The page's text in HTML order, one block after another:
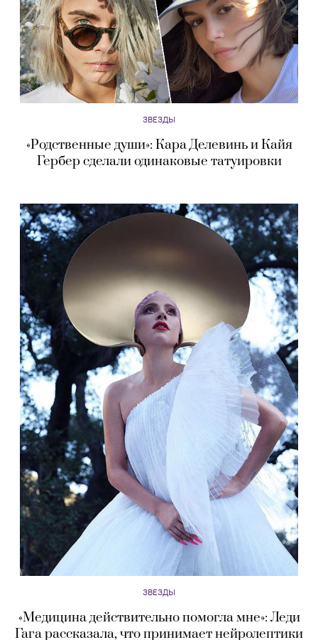
ЗВЕЗДЫ
«Родственные души»: Кара Делевинь и Кайя
Гербер сделали одинаковые татуировки
ЗВЕЗДЫ
«Медицина действительно помогла мне»: Леди
Гага рассказала, что принимает нейролептики